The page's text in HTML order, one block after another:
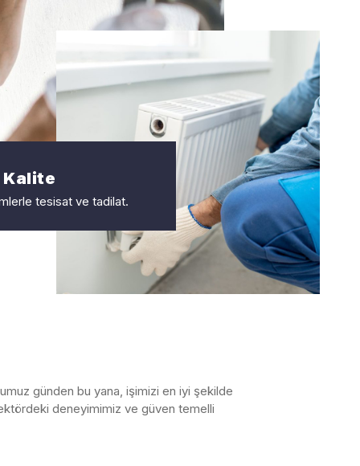
Kalite
tesisat ve tadilat.
günden bu yana, işimizi en iyi şekilde
deneyimimiz ve güven temelli